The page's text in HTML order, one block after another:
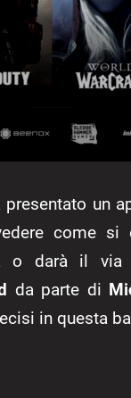
presentato un
come si
o darà il via
da parte di
in questa